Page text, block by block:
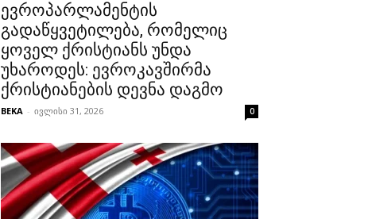
ევროპარლამენტის
გადაწყვეტილება, რომელიც
ყოველ ქრისტიანს უნდა
უხაროდეს: ევროკავშირმა
ქრისტიანების დევნა დაგმო
BEKA - ივლისი 31, 2026 0